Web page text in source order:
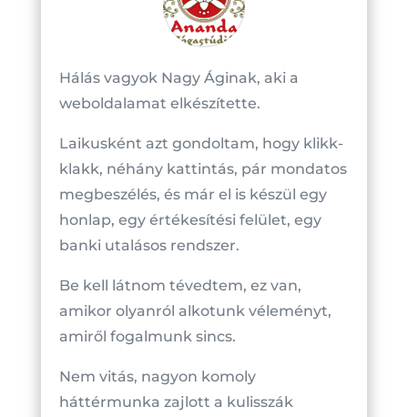
Hálás vagyok Nagy Áginak, aki a
weboldalamat elkészítette.
Laikusként azt gondoltam, hogy klikk-
klakk, néhány kattintás, pár mondatos
megbeszélés, és már el is készül egy
honlap, egy értékesítési felület, egy
banki utalásos rendszer.
Be kell látnom tévedtem, ez van,
amikor olyanról alkotunk véleményt,
amiről fogalmunk sincs.
Nem vitás, nagyon komoly
háttérmunka zajlott a kulisszák